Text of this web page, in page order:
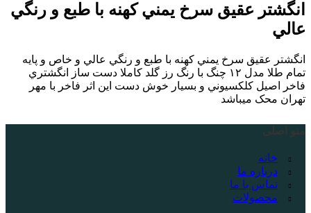
انگشتر عقيق سرخ يمني كهنه با طبع و رنگي
عالي
انگشتر عقيق سرخ يمني كهنه با طبع و رنگي عالي و خاص و پايه
تمام طلا مدل ١٢ چنگ با رنگ رز گلد كاملا دست ساز انگشتري
فاخر اصيل كلكسيوني و بسيار خوش دست این اثر فاخر با مهر
تهران محک ميباشد
منو اصلی
خانه
درباره ما
تماس با ما
محصولات